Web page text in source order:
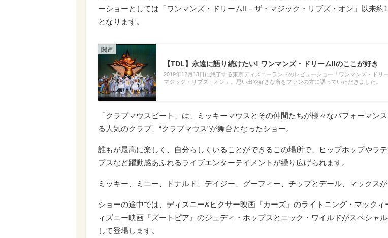
ーショーとしては「ワンマンズ・ドリームII－ザ・マジック・リブズ・オン」以来約
となります。
【TDL】永遠に語り続けたい! ワンマンズ・ドリームIIのここが好き
2019年12月13日に終了する東京ディズニーランドのレビューショー「ワンマンズ・ドリ
マジック・リブズ・オン」。思い出や好きな所をファンの方に語っていただきました。
「クラブマウスビート」は、ミッキーマウスとその仲間たちが様々なパフォーマン
る人気のクラブ、“クラブマウス”が舞台となったショー。
誰もが最高に楽しく、自分らしくいることができるこの場所で、ヒップホップやラ
プスなど躍動感あふれるライブエンターテイメントが繰り広げられます。
ミッキー、ミニー、ドナルド、デイジー、グーフィー、チップとデール、マックスが
ショーの途中では、ディズニー&ピクサー映画『カーズ』のライトニング・マックィ
ィズニー映画『ズートピア』のジュディ・ホップスとニック・ワイルドがスペシャ
して登場します。